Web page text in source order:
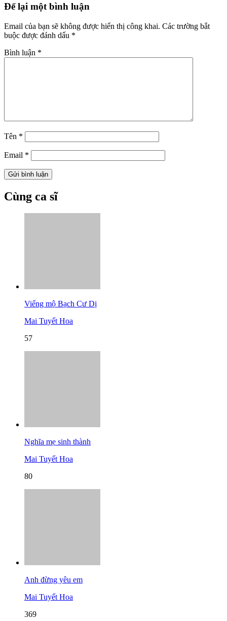
Để lại một bình luận
Email của bạn sẽ không được hiển thị công khai. Các trường bắt
buộc được đánh dấu *
Bình luận *
Tên *
Email *
Cùng ca sĩ
Viếng mộ Bạch Cư Dị
Mai Tuyết Hoa
57
Nghĩa mẹ sinh thành
Mai Tuyết Hoa
80
Anh đừng yêu em
Mai Tuyết Hoa
369